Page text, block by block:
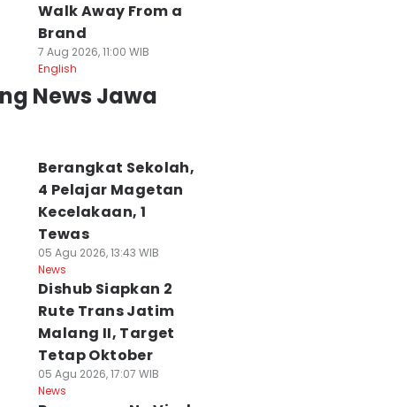
Walk Away From a
Brand
7 Aug 2026, 11:00 WIB
English
News Jawa
Berangkat Sekolah,
4 Pelajar Magetan
Kecelakaan, 1
Tewas
05 Agu 2026, 13:43 WIB
News
Dishub Siapkan 2
Rute Trans Jatim
Malang II, Target
Tetap Oktober
05 Agu 2026, 17:07 WIB
News